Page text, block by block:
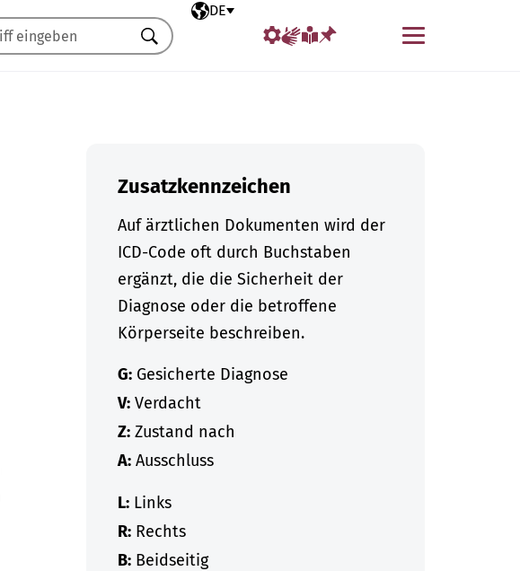
Ausgewählte Sprache
DE
Menü
Suchen
Zusatzkennzeichen
Auf ärztlichen Dokumenten wird der
ICD-Code oft durch Buchstaben
ergänzt, die die Sicherheit der
Diagnose oder die betroffene
Körperseite beschreiben.
G:Gesicherte Diagnose
V:Verdacht
Z:Zustand nach
A:Ausschluss
L:Links
R:Rechts
B:Beidseitig